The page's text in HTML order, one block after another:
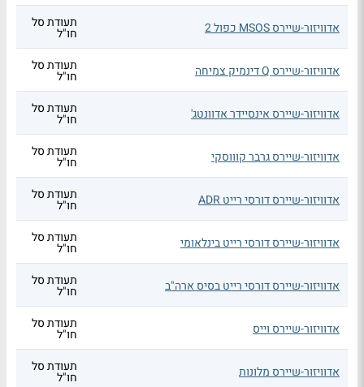
אדוויזור-שיירס MSOS כפול 2 תעודת סל
חו"ל
אדוויזור-שיירס Q דינמיק צמיחה תעודת סל
חו"ל
אדוויזור-שיירס אינסיידר אדוונטג' תעודת סל
חו"ל
אדוויזור-שיירס גרבר קוווסקי תעודת סל
חו"ל
אדוויזור-שיירס דורסי רייט ADR תעודת סל
חו"ל
אדוויזור-שיירס דורסי רייט בינלאומי תעודת סל
חו"ל
אדוויזור-שיירס דורסי רייט בסיס ארה"ב תעודת סל
חו"ל
אדוויזור-שיירס וייס תעודת סל
חו"ל
אדוויזור-שיירס מלונות תעודת סל
חו"ל